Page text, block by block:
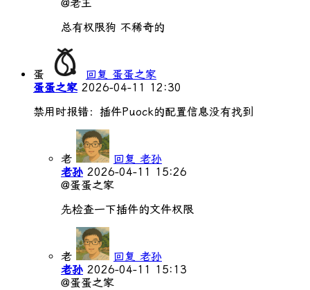
@老王
总有权限狗 不稀奇的
蛋
回复 蛋蛋之家
蛋蛋之家 2026-04-11 12:30
禁用时报错：插件Puock的配置信息没有找到
老
回复 老孙
老孙 2026-04-11 15:26
@蛋蛋之家
先检查一下插件的文件权限
老
回复 老孙
老孙 2026-04-11 15:13
@蛋蛋之家